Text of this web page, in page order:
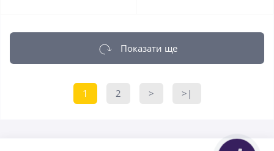
Показати ще
1 2 > >|